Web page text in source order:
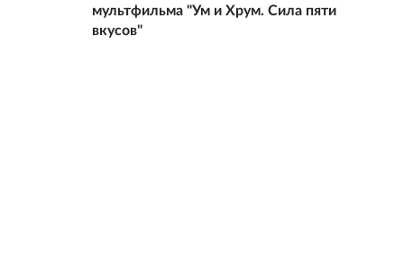
мультфильма "Ум и Хрум. Сила пяти
вкусов"